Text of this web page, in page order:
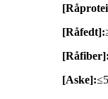
[Råfedt]:
[Råfiber]:
[Aske]: